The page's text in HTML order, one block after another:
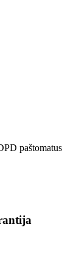
paštomatus